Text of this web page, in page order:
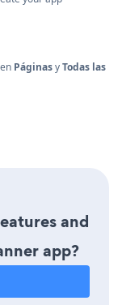
PáginasyTodas las
and
app?